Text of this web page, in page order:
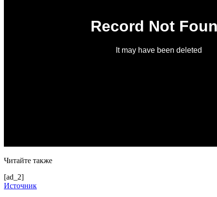
Читайте также
[ad_2]
Источник